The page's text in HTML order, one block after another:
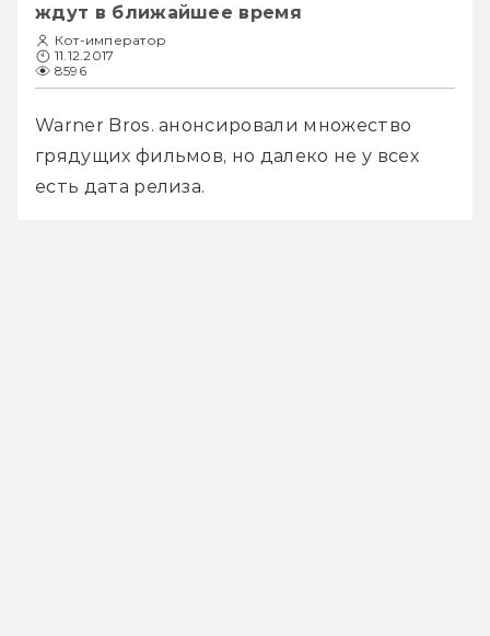
ждут в ближайшее время
Кот-император
11.12.2017
8596
Warner Bros. анонсировали множество
грядущих фильмов, но далеко не у всех
есть дата релиза.